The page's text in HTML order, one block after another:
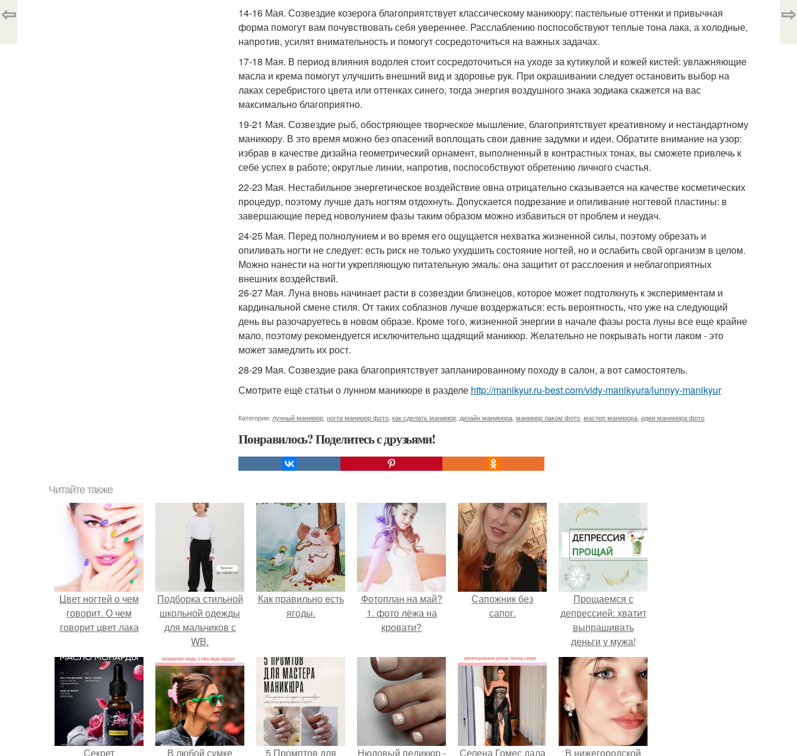
14-16 Мая. Созвездие козерога благоприятствует классическому маникюру: пастельные оттенки и привычная
форма помогут вам почувствовать себя увереннее. Расслаблению поспособствуют теплые тона лака, а холодные,
напротив, усилят внимательность и помогут сосредоточиться на важных задачах.
17-18 Мая. В период влияния водолея стоит сосредоточиться на уходе за кутикулой и кожей кистей: увлажняющие
масла и крема помогут улучшить внешний вид и здоровье рук. При окрашивании следует остановить выбор на
лаках серебристого цвета или оттенках синего, тогда энергия воздушного знака зодиака скажется на вас
максимально благоприятно.
19-21 Мая. Созвездие рыб, обостряющее творческое мышление, благоприятствует креативному и нестандартному
маникюру. В это время можно без опасений воплощать свои давние задумки и идеи. Обратите внимание на узор:
избрав в качестве дизайна геометрический орнамент, выполненный в контрастных тонах, вы сможете привлечь к
себе успех в работе; округлые линии, напротив, поспособствуют обретению личного счастья.
22-23 Мая. Нестабильное энергетическое воздействие овна отрицательно сказывается на качестве косметических
процедур, поэтому лучше дать ногтям отдохнуть. Допускается подрезание и опиливание ногтевой пластины: в
завершающие перед новолунием фазы таким образом можно избавиться от проблем и неудач.
24-25 Мая. Перед полнолунием и во время его ощущается нехватка жизненной силы, поэтому обрезать и
опиливать ногти не следует: есть риск не только ухудшить состояние ногтей, но и ослабить свой организм в целом.
Можно нанести на ногти укрепляющую питательную эмаль: она защитит от расслоения и неблагоприятных
внешних воздействий.
26-27 Мая. Луна вновь начинает расти в созвездии близнецов, которое может подтолкнуть к экспериментам и
кардинальной смене стиля. От таких соблазнов лучше воздержаться: есть вероятность, что уже на следующий
день вы разочаруетесь в новом образе. Кроме того, жизненной энергии в начале фазы роста луны все еще крайне
мало, поэтому рекомендуется исключительно щадящий маникюр. Желательно не покрывать ногти лаком - это
может замедлить их рост.
28-29 Мая. Созвездие рака благоприятствует запланированному походу в салон, а вот самостоятель.
Смотрите ещё статьи о лунном маникюре в разделе http://manikyur.ru-best.com/vidy-manikyura/lunnyy-manikyur
Категории: лунный маникюр ногти маникюр фото как сделать маникюр дизайн маникюра маникюр лаком фото мастер маникюра идеи маникюра фото
Понравилось? Поделитесь с друзьями!
⇦ ⇨
Читайте также
Цвет ногтей о чем
говорит. О чем
говорит цвет лака
Подборка стильной
школьной одежды
для мальчиков с
WB.
Как правильно eсть
ягоды.
Фотоплан на май?
1. фото лёжа на
кровати?
Сапожник без
сапог.
Прощаемся с
депрессией: хватит
выпрашивать
деньги у мужа!
Секрет В любой сумке 5 Промптов для Нюдовый педикюр - Селена Гомес дала В нижегородской